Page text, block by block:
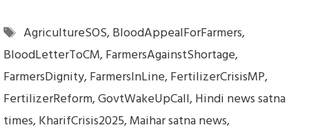
Tags
AgricultureSOS,BloodAppealForFarmers,
BloodLetterToCM,FarmersAgainstShortage,
FarmersDignity,FarmersInLine,FertilizerCrisisMP,
FertilizerReform,GovtWakeUpCall,Hindi news satna
times,KharifCrisis2025,Maihar satna news,